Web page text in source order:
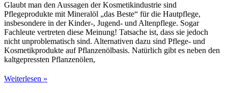
Glaubt man den Aussagen der Kosmetikindustrie sind
Pflegeprodukte mit Mineralöl „das Beste“ für die Hautpflege,
insbesondere in der Kinder-, Jugend- und Altenpflege. Sogar
Fachleute vertreten diese Meinung! Tatsache ist, dass sie jedoch
nicht unproblematisch sind. Alternativen dazu sind Pflege- und
Kosmetikprodukte auf Pflanzenölbasis. Natürlich gibt es neben den
kaltgepressten Pflanzenölen,
Pflege
Weiterlesen »